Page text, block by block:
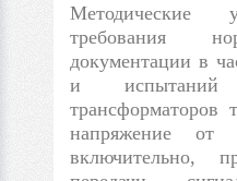
Методические
требования
документации в
и испытаний
трансформаторов
напряжение
включительно,